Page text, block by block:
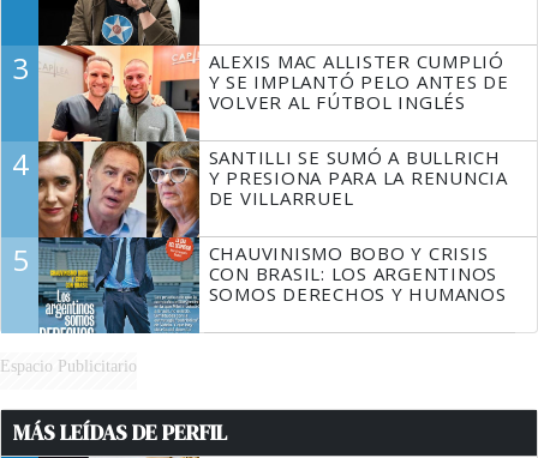
3
ALEXIS MAC ALLISTER CUMPLIÓ
Y SE IMPLANTÓ PELO ANTES DE
VOLVER AL FÚTBOL INGLÉS
4
SANTILLI SE SUMÓ A BULLRICH
Y PRESIONA PARA LA RENUNCIA
DE VILLARRUEL
5
CHAUVINISMO BOBO Y CRISIS
CON BRASIL: LOS ARGENTINOS
SOMOS DERECHOS Y HUMANOS
Espacio Publicitario
MÁS LEÍDAS DE PERFIL